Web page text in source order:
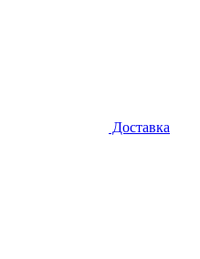
Доставка